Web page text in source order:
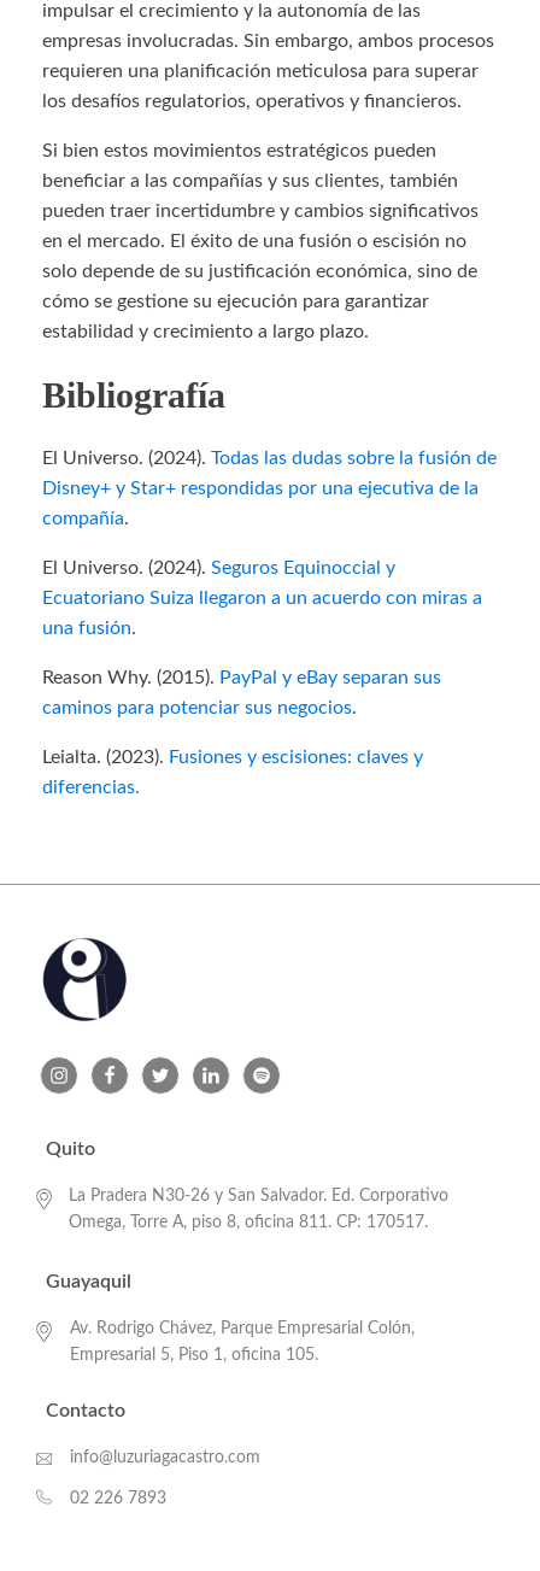
impulsar el crecimiento y la autonomía de las
empresas involucradas. Sin embargo, ambos procesos
requieren una planificación meticulosa para superar
los desafíos regulatorios, operativos y financieros.
Si bien estos movimientos estratégicos pueden
beneficiar a las compañías y sus clientes, también
pueden traer incertidumbre y cambios significativos
en el mercado. El éxito de una fusión o escisión no
solo depende de su justificación económica, sino de
cómo se gestione su ejecución para garantizar
estabilidad y crecimiento a largo plazo.
Bibliografía
El Universo. (2024). Todas las dudas sobre la fusión de
Disney+ y Star+ respondidas por una ejecutiva de la
compañía.
El Universo. (2024). Seguros Equinoccial y
Ecuatoriano Suiza llegaron a un acuerdo con miras a
una fusión.
Reason Why. (2015). PayPal y eBay separan sus
caminos para potenciar sus negocios.
Leialta. (2023). Fusiones y escisiones: claves y
diferencias.
Quito
La Pradera N30-26 y San Salvador. Ed. Corporativo
Omega, Torre A, piso 8, oficina 811. CP: 170517.
Guayaquil
Av. Rodrigo Chávez, Parque Empresarial Colón,
Empresarial 5, Piso 1, oficina 105.
Contacto
info@luzuriagacastro.com
02 226 7893